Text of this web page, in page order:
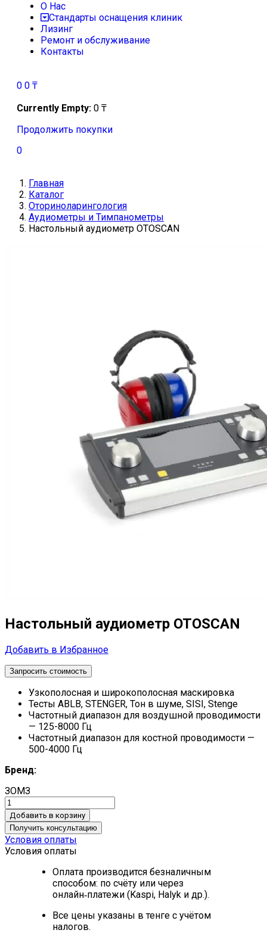
О Нас
Стандарты оснащения клиник
Лизинг
Ремонт и обслуживание
Контакты
0 0 ₸
Currently Empty: 0 ₸
Продолжить покупки
0
Главная
Каталог
Оториноларингология
Аудиометры и Тимпанометры
Настольный аудиометр OTOSCAN
Настольный аудиометр OTOSCAN
Добавить в Избранное
Запросить стоимость
Узкополосная и широкополосная маскировка
Тесты ABLB, STENGER, Тон в шуме, SISI, Stenge
Частотный диапазон для воздушной проводимости
— 125-8000 Гц
Частотный диапазон для костной проводимости —
500-4000 Гц
Бренд:
ЗОМЗ
Добавить в корзину
Получить консультацию
Условия оплаты
Условия оплаты
Оплата производится безналичным
способом: по счёту или через
онлайн‑платежи (Kaspi, Halyk и др.).
Все цены указаны в тенге с учётом
налогов.